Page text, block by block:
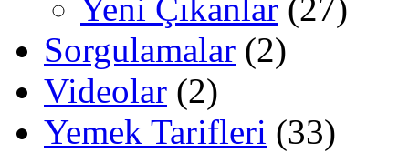
Yeni Çıkanlar (27)
Sorgulamalar (2)
Videolar (2)
Yemek Tarifleri (33)